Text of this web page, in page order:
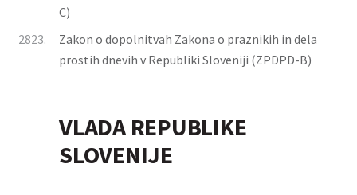
C)
2823.
Zakon o dopolnitvah Zakona o praznikih in dela
prostih dnevih v Republiki Sloveniji (ZPDPD-B)
VLADA REPUBLIKE
SLOVENIJE